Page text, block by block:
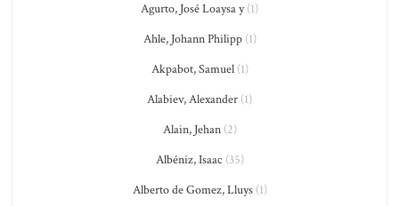
Agurto, José Loaysa y(1)
Ahle, Johann Philipp(1)
Akpabot, Samuel(1)
Alabiev, Alexander (1)
Alain, Jehan(2)
Albéniz, Isaac (35)
Alberto de Gomez, Lluys(1)